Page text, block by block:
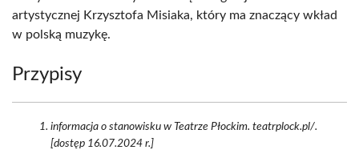
artystycznej Krzysztofa Misiaka, który ma znaczący wkład
w polską muzykę.
Przypisy
informacja o stanowisku w Teatrze Płockim. teatrplock.pl/.
[dostęp 16.07.2024 r.]